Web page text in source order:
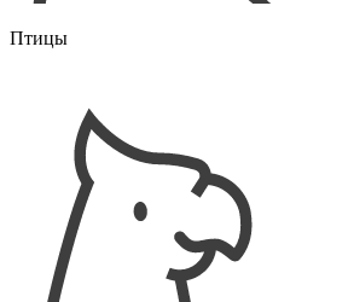
Птицы